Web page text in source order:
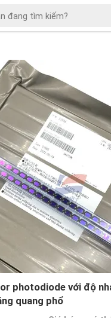
photodiode với độ
quang phổ